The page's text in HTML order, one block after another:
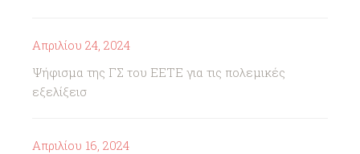
Απριλίου 24, 2024
Ψήφισμα της ΓΣ του ΕΕΤΕ για τις πολεμικές
εξελίξεισ
Απριλίου 16, 2024